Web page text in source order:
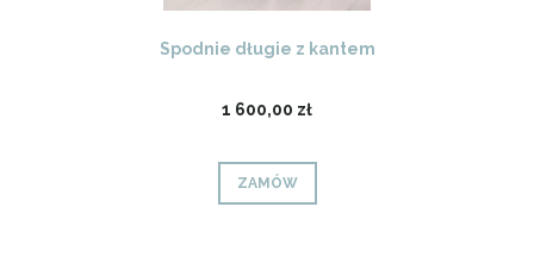
Spodnie długie z kantem
1 600,00 zł
ZAMÓW